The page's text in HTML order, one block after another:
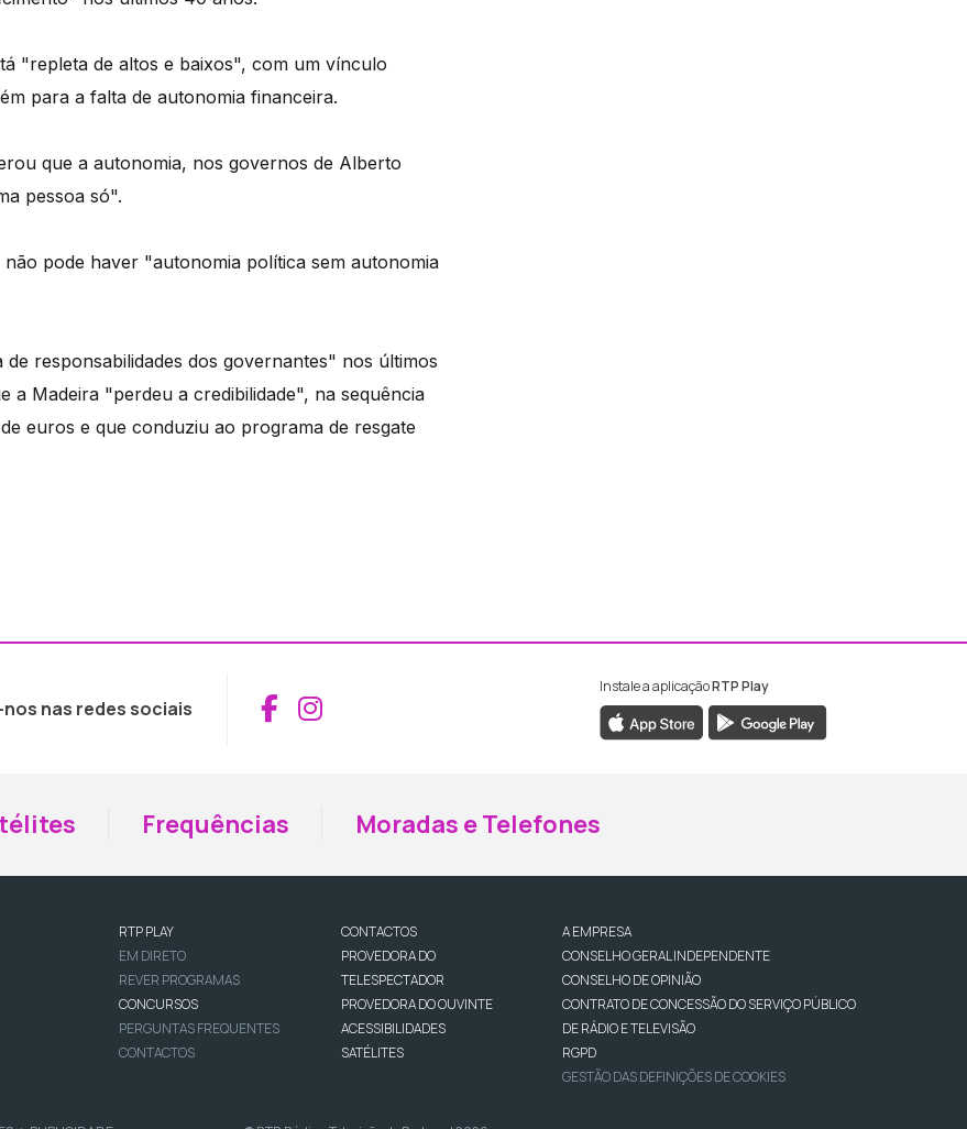
"repleta de altos e baixos", com um vínculo
para a falta de autonomia financeira.
que a autonomia, nos governos de Alberto
pessoa só".
pode haver "autonomia política sem autonomia
responsabilidades dos governantes" nos últimos
Madeira "perdeu a credibilidade", na sequência
euros e que conduziu ao programa de resgate
nas redes sociais Aceder ao Facebook da RTP Madeira
Aceder ao Instagram da RTP Madeira
Instale a aplicaçãoRTP Play
Frequências Moradas e Telefones
RTP PLAY
EM DIRETO
REVER PROGRAMAS
CONCURSOS
PERGUNTAS FREQUENTES
CONTACTOS
CONTACTOS
PROVEDORA DO
TELESPECTADOR
PROVEDORA DO OUVINTE
ACESSIBILIDADES
SATÉLITES
A EMPRESA
CONSELHO GERAL INDEPENDENTE
CONSELHO DE OPINIÃO
CONTRATO DE CONCESSÃO DO SERVIÇO PÚBLICO
DE RÁDIO E TELEVISÃO
RGPD
GESTÃO DAS DEFINIÇÕES DE COOKIES